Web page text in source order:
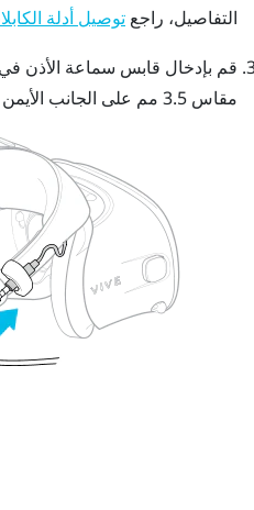
التفاصيل، راجع توصيل أدلة
قم بإدخال قابس سماعة الأذن
مقاس 3.5 مم على الجانب الأيمن لحزام سماعة الرأس.